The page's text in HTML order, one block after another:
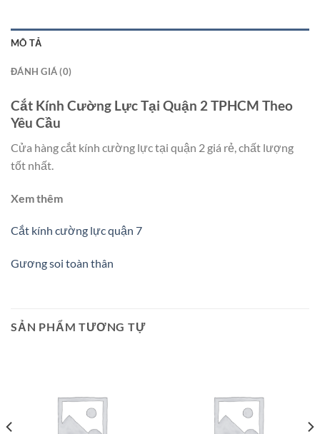
MÔ TẢ
ĐÁNH GIÁ (0)
Cắt Kính Cường Lực Tại Quận 2 TPHCM Theo
Yêu Cầu
Cửa hàng cắt kính cường lực tại quận 2 giá rẻ, chất lượng
tốt nhất.
Xem thêm
Cắt kính cường lực quận 7
Gương soi toàn thân
SẢN PHẨM TƯƠNG TỰ